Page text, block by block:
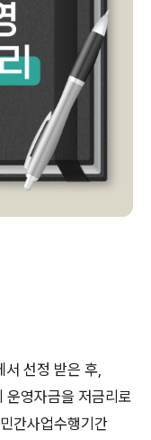
서 선정 받은 후,
운영자금을 저금리로
간사업수행기간